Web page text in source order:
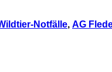
Notfälle, AG